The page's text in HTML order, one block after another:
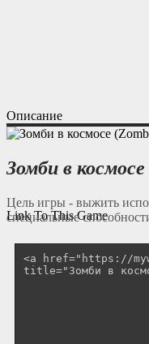
Link To This Game
Описание
Зомби в
Цель игры - выжить
специальные